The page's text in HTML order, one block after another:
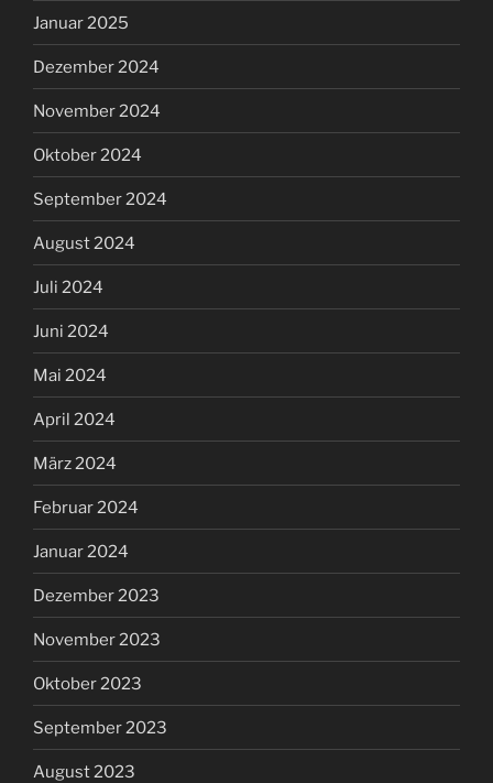
Januar 2025
Dezember 2024
November 2024
Oktober 2024
September 2024
August 2024
Juli 2024
Juni 2024
Mai 2024
April 2024
März 2024
Februar 2024
Januar 2024
Dezember 2023
November 2023
Oktober 2023
September 2023
August 2023